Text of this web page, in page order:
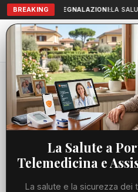
BREAKING SEGNALAZIONI:LA
Aranova • NET
PORTALE UTILE AL TERRITORIO
La Salute a
Telemedicina e
La salute e la sicurezza dei